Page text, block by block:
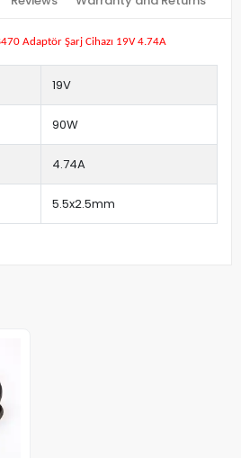
Adaptör Şarj Cihazı 19V 4.74A
19V
90W
4.74A
5.5x2.5mm